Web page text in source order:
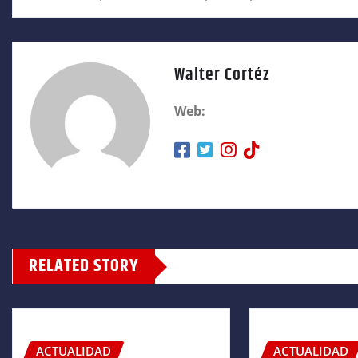
Walter Cortéz
Web:
RELATED STORY
ACTUALIDAD ACTUALIDAD